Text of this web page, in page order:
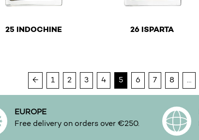
25 INDOCHINE 26 ISPARTA
← 1 2 3 4 5 6 7 8 …
EUROPE
Free delivery on orders over €250.